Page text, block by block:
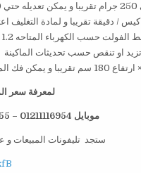
لمعرفة سعر
موبايل 01211116954 – 01211116955 – 01211116956 – 01211116958
ستجد تليفونات المبيعات و